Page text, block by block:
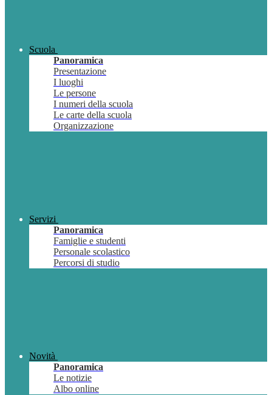
Scuola
Panoramica
Presentazione
I luoghi
Le persone
I numeri della scuola
Le carte della scuola
Organizzazione
Servizi
Panoramica
Famiglie e studenti
Personale scolastico
Percorsi di studio
Novità
Panoramica
Le notizie
Albo online